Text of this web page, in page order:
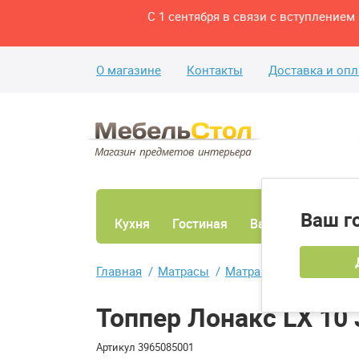
С 1 сентября в связи с
О магазине Контакты Доставка и
Ваш
Кухня Гостиная Ванная
Главная Матрасы Матрацы
Топпер Лонакс LX
Артикул 3965085001